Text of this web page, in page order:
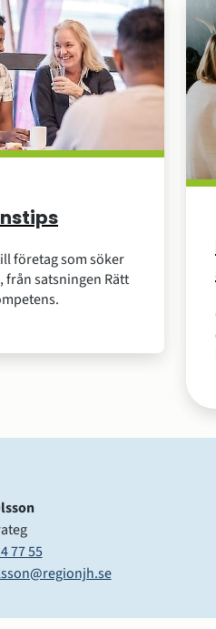
företag som söker
från satsningen Rätt
77 55